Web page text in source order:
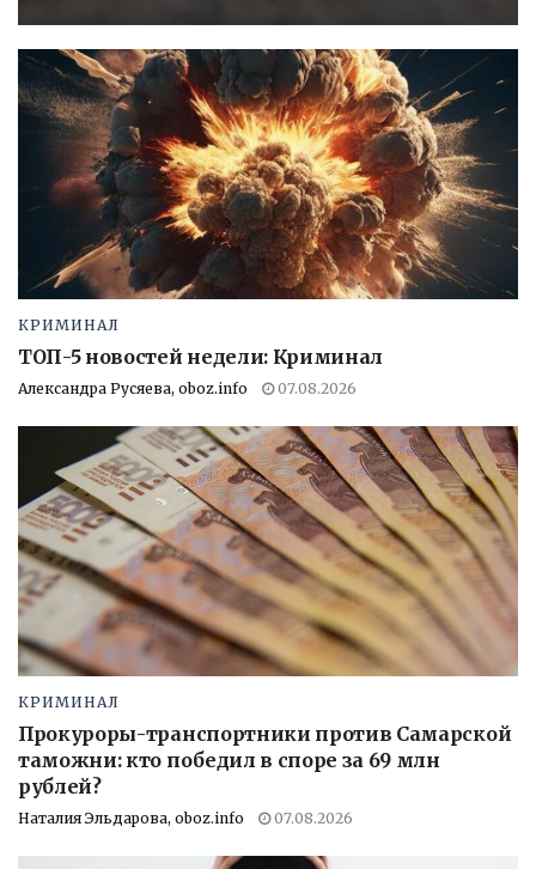
КРИМИНАЛ
ТОП-5 новостей недели: Криминал
Александра Русяева, oboz.info 07.08.2026
КРИМИНАЛ
Прокуроры-транспортники против Самарской
таможни: кто победил в споре за 69 млн
рублей?
Наталия Эльдарова, oboz.info 07.08.2026